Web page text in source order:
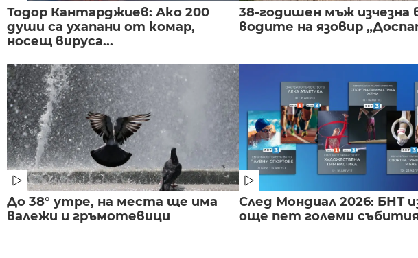
Тодор Кантарджиев: Ако 200
души са ухапани от комар,
носещ вируса...
38-годишен мъж изчезна
водите на язовир
До 38° утре, на места ще има
валежи и гръмотевици
След Мондиал 2026: БНТ
още пет големи